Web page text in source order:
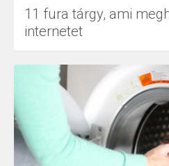
11 fura tárgy, ami
internetet